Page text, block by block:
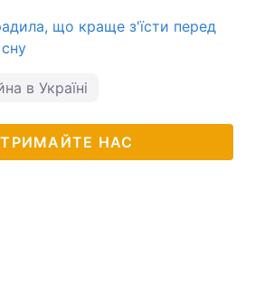
що краще з'їсти перед
в Україні
НАС